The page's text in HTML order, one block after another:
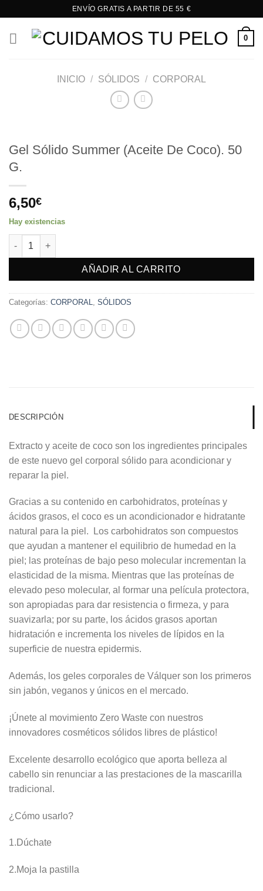
contenido
ENVÍO GRATIS A PARTIR DE 55 €
0
INICIO / SÓLIDOS / CORPORAL
Gel Sólido Summer (Aceite De Coco). 50
G.
6,50€
Hay existencias
Gel Sólido Summer (Aceite De Coco). 50 G. cantidad
AÑADIR AL CARRITO
Categorías: CORPORAL SÓLIDOS
DESCRIPCIÓN
Extracto y aceite de coco son los ingredientes principales
de este nuevo gel corporal sólido para acondicionar y
reparar la piel.
Gracias a su contenido en carbohidratos, proteínas y
ácidos grasos, el coco es un acondicionador e hidratante
natural para la piel. Los carbohidratos son compuestos
que ayudan a mantener el equilibrio de humedad en la
piel; las proteínas de bajo peso molecular incrementan la
elasticidad de la misma. Mientras que las proteínas de
elevado peso molecular, al formar una película protectora,
son apropiadas para dar resistencia o firmeza, y para
suavizarla; por su parte, los ácidos grasos aportan
hidratación e incrementa los niveles de lípidos en la
superficie de nuestra epidermis.
Además, los geles corporales de Válquer son los primeros
sin jabón, veganos y únicos en el mercado.
¡Únete al movimiento Zero Waste con nuestros
innovadores cosméticos sólidos libres de plástico!
Excelente desarrollo ecológico que aporta belleza al
cabello sin renunciar a las prestaciones de la mascarilla
tradicional.
¿Cómo usarlo?
1.Dúchate
2.Moja la pastilla